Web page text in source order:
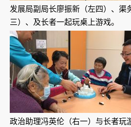
发展局副局长廖振新（左四）、渠
三）、及长者一起玩桌上游戏。
政治助理冯英伦（右一）与长者玩